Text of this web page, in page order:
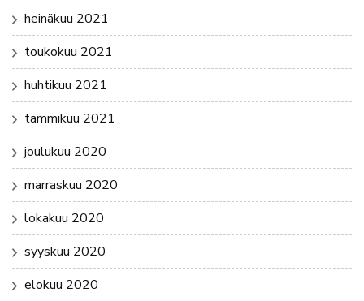
heinäkuu 2021
toukokuu 2021
huhtikuu 2021
tammikuu 2021
joulukuu 2020
marraskuu 2020
lokakuu 2020
syyskuu 2020
elokuu 2020